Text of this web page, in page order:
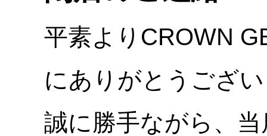
平素よりCROWN
にありがとうござ
誠に勝手ながら、